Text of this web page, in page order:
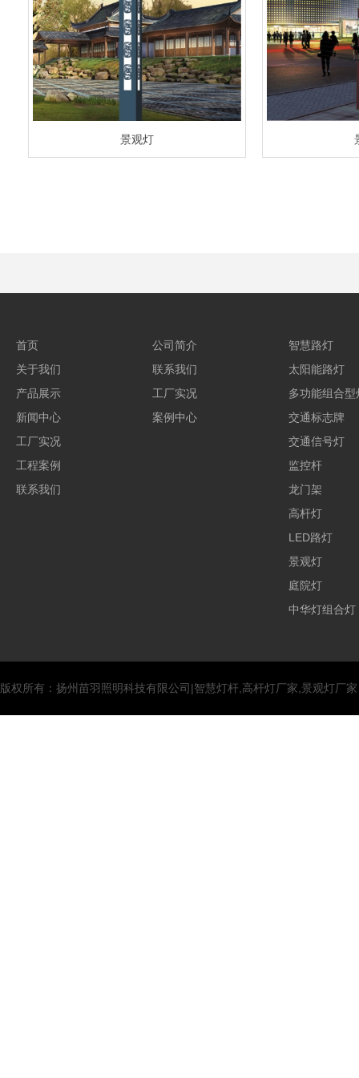
景观灯
首页
关于我们
产品展示
新闻中心
工厂实况
工程案例
联系我们
公司简介
联系我们
工厂实况
案例中心
智慧路灯
太阳能路灯
多功能组合型
交通标志牌
交通信号灯
监控杆
龙门架
高杆灯
LED路灯
景观灯
庭院灯
中华灯组合灯
版权所有：扬州苗羽照明科技有限公司|智慧灯杆,高杆灯厂家,景观灯厂家